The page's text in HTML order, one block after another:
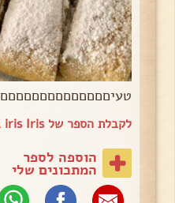
טעיםםםםםםםםםםםםםם
לקבלת הספר של iris Iris במייל
הוספה לספר
המתכונים שלי